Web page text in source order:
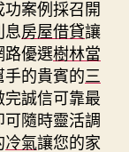
功案例採召開
息房屋借貸讓
優選樹林當
的貴賓的三
誠信可靠最
可隨時靈活調
冷氣讓您的家